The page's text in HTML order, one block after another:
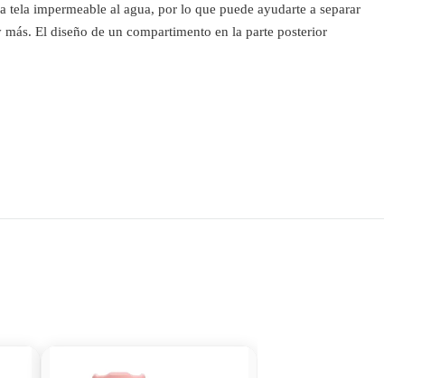
impermeable al agua, por lo que puede ayudarte a separar
El diseño de un compartimento en la parte posterior